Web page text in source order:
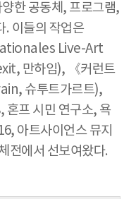
한 공동체, 프로그램,
. 이들의 작업은
Live-Art
만하임), 《커런트
슈투트가르트),
혼프 시민 연구소, 욕
아트사이언스 뮤지
전에서 선보여왔다.